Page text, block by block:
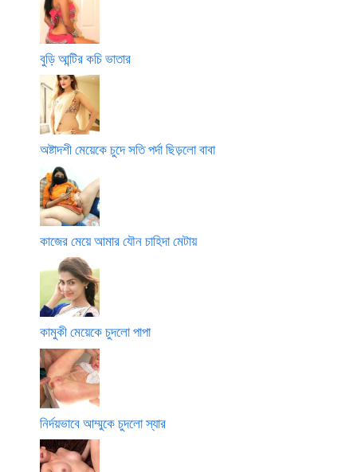
বুড়ি আন্টির কচি ভাতার
অষ্টাদশী মেয়েকে চুদে সতি পর্দা ছিড়লো বাবা
কাজের মেয়ে আমার যৌন চাহিদা মেটায়
কামুকী মেয়েকে চুদলো পাপা
নির্দয়ভাবে আম্মুকে চুদলো স্যার